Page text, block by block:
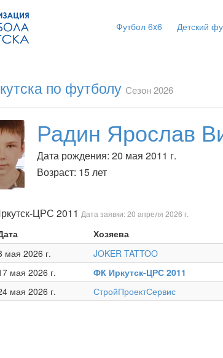
Футбол 6x6 Детский
по футболу Сезон 2026
Радин Ярослав
Дата рождения: 20 мая 2011 г.
Возраст: 15 лет
ЦРС 2011 Дата заявки: 20 апреля 2026 г.
Хозяева
мая 2026 г. JOKER TATTOO
мая 2026 г. ФК Иркутск-ЦРС 2011
мая 2026 г. СтройПроектСервис